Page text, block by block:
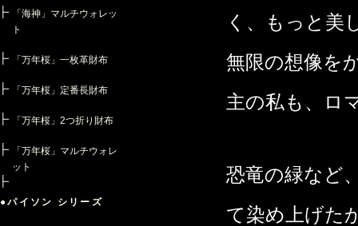
「海神」マルチウォレッ
ト
「万年桜」一枚革財布
「万年桜」定番長財布
「万年桜」2つ折り財布
「万年桜」マルチウォレ
ット
●パイソン シリーズ
く、もっと美
無限の想像を
主の私も、ロ
恐竜の緑など
て染め上げた